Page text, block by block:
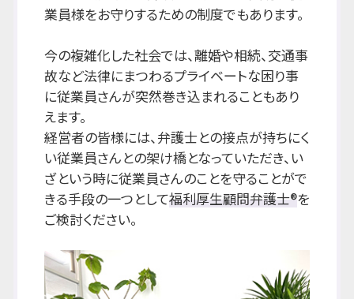
業員様をお守りするための制度でもあります。
今の複雑化した社会では、離婚や相続、交通事
故など法律にまつわるプライベートな困り事
に従業員さんが突然巻き込まれることもあり
えます。
経営者の皆様には、弁護士との接点が持ちにく
い従業員さんとの架け橋となっていただき、い
ざという時に従業員さんのことを守ることがで
きる手段の一つとして福利厚生顧問弁護士®を
ご検討ください。